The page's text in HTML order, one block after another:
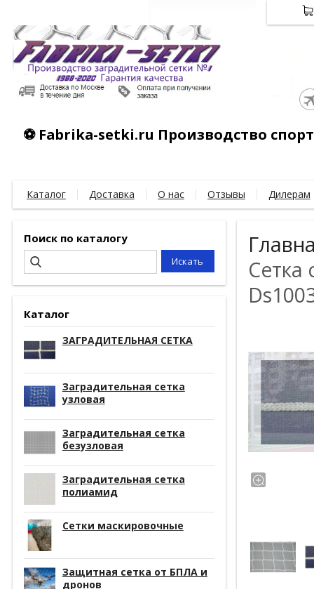
⚽ Fabrika-setki.ru Производство
Каталог Доставка О нас Отзывы Дилерам
Поиск по каталогу
Каталог
ЗАГРАДИТЕЛЬНАЯ СЕТКА
Заградительная сетка
узловая
Заградительная сетка
безузловая
Заградительная сетка
полиамид
Сетки маскировочные
Защитная сетка от БПЛА и
дронов
Сетка